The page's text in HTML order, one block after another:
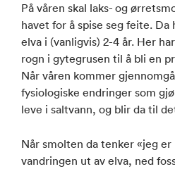
På våren skal laks- og
havet for å spise seg feite. Da
elva i (vanligvis) 2-4 år. Her
rogn i gytegrusen til å bli en
Når våren kommer
fysiologiske endringer som
leve i saltvann, og blir da til
Når smolten da tenker «jeg
vandringen ut av elva, ned